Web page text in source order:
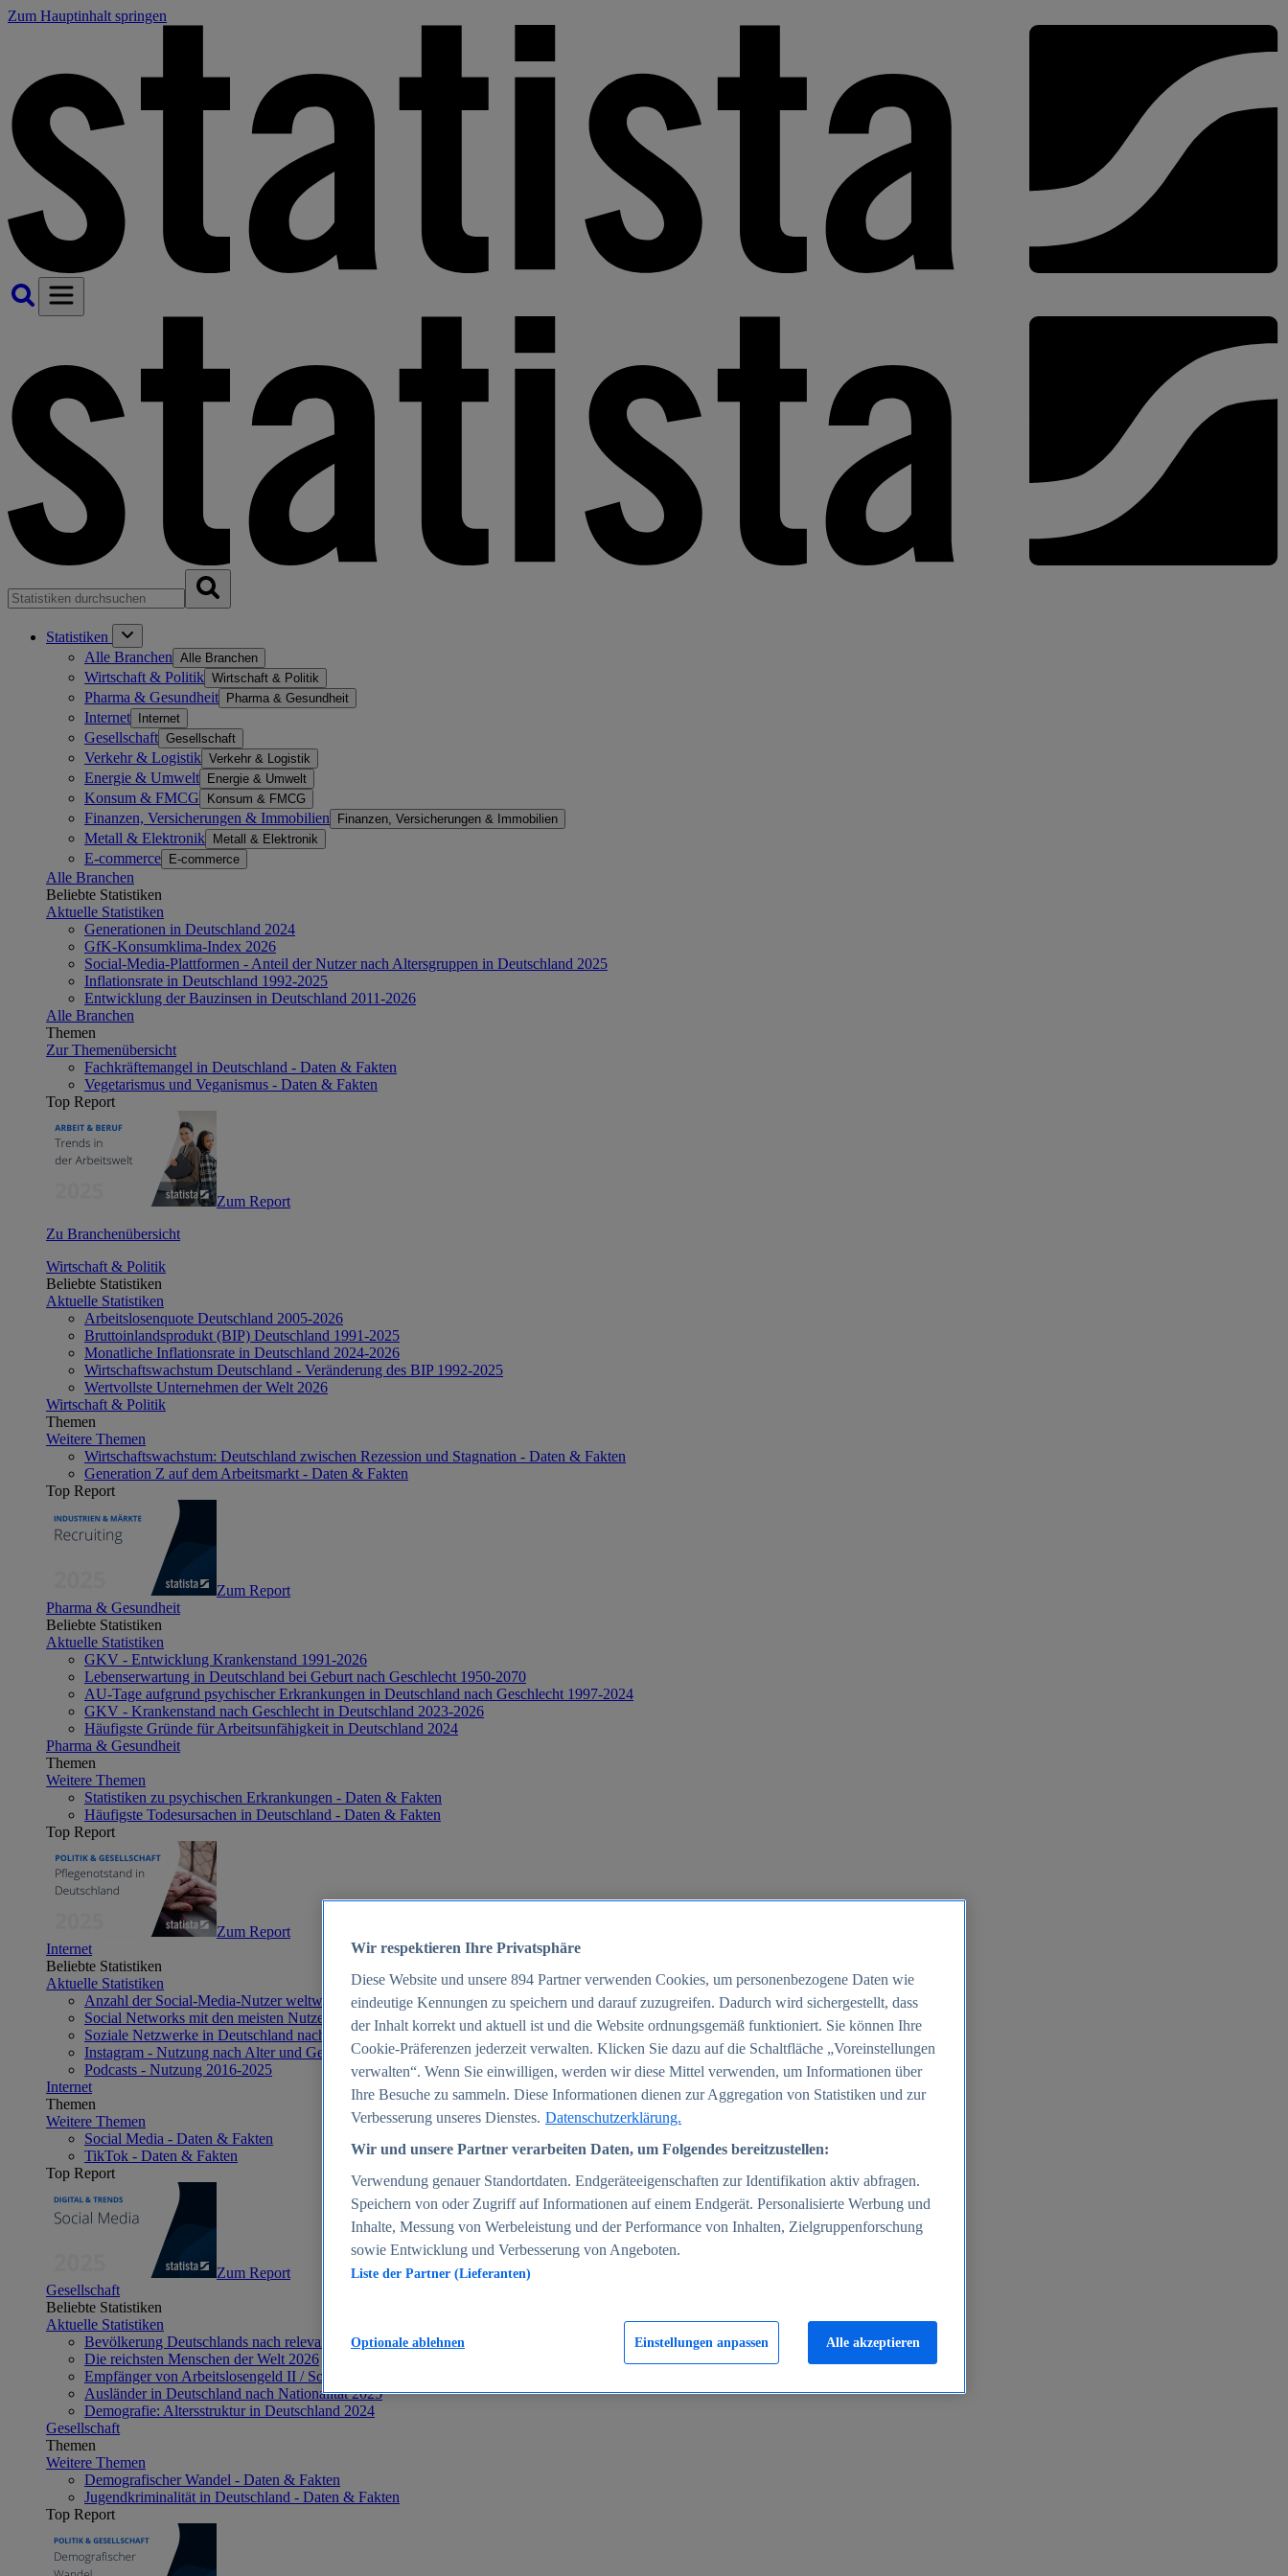
Zum Hauptinhalt springen
Statistiken
Alle Branchen Alle Branchen
Wirtschaft & Politik Wirtschaft & Politik
Pharma & Gesundheit Pharma & Gesundheit
Internet Internet
Gesellschaft Gesellschaft
Verkehr & Logistik Verkehr & Logistik
Energie & Umwelt Energie & Umwelt
Konsum & FMCG Konsum & FMCG
Finanzen, Versicherungen & Immobilien Finanzen, Versicherungen & Immobilien
Metall & Elektronik Metall & Elektronik
E-commerce E-commerce
Alle Branchen
Beliebte Statistiken
Aktuelle Statistiken
Generationen in Deutschland 2024
GfK-Konsumklima-Index 2026
Social-Media-Plattformen - Anteil der Nutzer nach Altersgruppen in Deutschland 2025
Inflationsrate in Deutschland 1992-2025
Entwicklung der Bauzinsen in Deutschland 2011-2026
Alle Branchen
Themen
Zur Themenübersicht
Fachkräftemangel in Deutschland - Daten & Fakten
Vegetarismus und Veganismus - Daten & Fakten
Top Report
Zum Report
Zu Branchenübersicht
Wirtschaft & Politik
Beliebte Statistiken
Aktuelle Statistiken
Arbeitslosenquote Deutschland 2005-2026
Bruttoinlandsprodukt (BIP) Deutschland 1991-2025
Monatliche Inflationsrate in Deutschland 2024-2026
Wirtschaftswachstum Deutschland - Veränderung des BIP 1992-2025
Wertvollste Unternehmen der Welt 2026
Wirtschaft & Politik
Themen
Weitere Themen
Wirtschaftswachstum: Deutschland zwischen Rezession und Stagnation - Daten & Fakten
Generation Z auf dem Arbeitsmarkt - Daten & Fakten
Top Report
Zum Report
Pharma & Gesundheit
Beliebte Statistiken
Aktuelle Statistiken
GKV - Entwicklung Krankenstand 1991-2026
Lebenserwartung in Deutschland bei Geburt nach Geschlecht 1950-2070
AU-Tage aufgrund psychischer Erkrankungen in Deutschland nach Geschlecht 1997-2024
GKV - Krankenstand nach Geschlecht in Deutschland 2023-2026
Häufigste Gründe für Arbeitsunfähigkeit in Deutschland 2024
Pharma & Gesundheit
Themen
Weitere Themen
Statistiken zu psychischen Erkrankungen - Daten & Fakten
Häufigste Todesursachen in Deutschland - Daten & Fakten
Top Report
Zum Report
Internet
Beliebte Statistiken
Aktuelle Statistiken
Anzahl der Social-Media-Nutzer weltweit 2012-2025
Social Networks mit den meisten Nutzern weltweit 2025
Soziale Netzwerke in Deutschland nach Generationen 2025
Instagram - Nutzung nach Alter und Geschlecht in Deutschland 2025
Podcasts - Nutzung 2016-2025
Internet
Themen
Weitere Themen
Social Media - Daten & Fakten
TikTok - Daten & Fakten
Top Report
Zum Report
Gesellschaft
Beliebte Statistiken
Aktuelle Statistiken
Bevölkerung Deutschlands nach relevanten Altersgruppen 2024
Die reichsten Menschen der Welt 2026
Empfänger von Arbeitslosengeld II / Sozialgeld / Bürgergeld in Deutschland 2005-2025
Ausländer in Deutschland nach Nationalität 2025
Demografie: Altersstruktur in Deutschland 2024
Gesellschaft
Themen
Weitere Themen
Demografischer Wandel - Daten & Fakten
Jugendkriminalität in Deutschland - Daten & Fakten
Top Report
Wir respektieren Ihre Privatsphäre
Diese Website und unsere 894 Partner verwenden Cookies, um personenbezogene Daten wie
eindeutige Kennungen zu speichern und darauf zuzugreifen. Dadurch wird sichergestellt, dass
der Inhalt korrekt und aktuell ist und die Website ordnungsgemäß funktioniert. Sie können Ihre
Cookie-Präferenzen jederzeit verwalten. Klicken Sie dazu auf die Schaltfläche „Voreinstellungen
verwalten“. Wenn Sie einwilligen, werden wir diese Mittel verwenden, um Informationen über
Ihre Besuche zu sammeln. Diese Informationen dienen zur Aggregation von Statistiken und zur
Verbesserung unseres Dienstes. Datenschutzerklärung.
Wir und unsere Partner verarbeiten Daten, um Folgendes bereitzustellen:
Verwendung genauer Standortdaten. Endgeräteeigenschaften zur Identifikation aktiv abfragen.
Speichern von oder Zugriff auf Informationen auf einem Endgerät. Personalisierte Werbung und
Inhalte, Messung von Werbeleistung und der Performance von Inhalten, Zielgruppenforschung
sowie Entwicklung und Verbesserung von Angeboten.
Liste der Partner (Lieferanten)
Einstellungen anpassen
Optionale ablehnen Alle akzeptieren